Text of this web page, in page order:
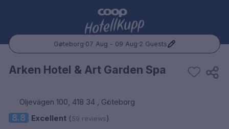
Gøteborg·07 Aug - 09 Aug·2 Guests
Popular Destinations:
Oslo
Arken Hotel & Art Garden Spa
Oljevägen 100, 418 34 , Göteborg
8.8 Excellent(59 reviews)